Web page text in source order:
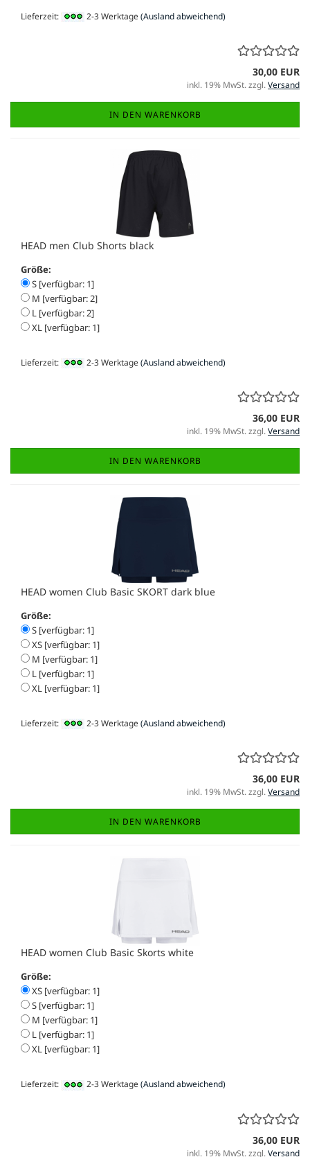
Lieferzeit: 2-3 Werktage(Ausland abweichend)
30,00 EUR
inkl. 19% MwSt. zzgl.Versand
IN DEN WARENKORB
HEAD men Club Shorts black
Größe:
S [verfügbar: 1]
M [verfügbar: 2]
L [verfügbar: 2]
XL [verfügbar: 1]
Lieferzeit: 2-3 Werktage(Ausland abweichend)
36,00 EUR
inkl. 19% MwSt. zzgl.Versand
IN DEN WARENKORB
HEAD women Club Basic SKORT dark blue
Größe:
S [verfügbar: 1]
XS [verfügbar: 1]
M [verfügbar: 1]
L [verfügbar: 1]
XL [verfügbar: 1]
Lieferzeit: 2-3 Werktage(Ausland abweichend)
36,00 EUR
inkl. 19% MwSt. zzgl.Versand
IN DEN WARENKORB
HEAD women Club Basic Skorts white
Größe:
XS [verfügbar: 1]
S [verfügbar: 1]
M [verfügbar: 1]
L [verfügbar: 1]
XL [verfügbar: 1]
Lieferzeit: 2-3 Werktage(Ausland abweichend)
36,00 EUR
inkl. 19% MwSt. zzgl.Versand